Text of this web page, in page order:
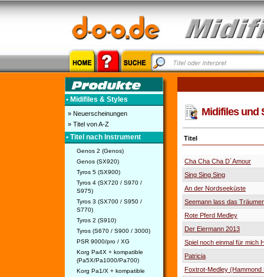
• Midifiles & Styles
» Neuerscheinungen
» Titel von A-Z
• Titel nach Instrument
Genos 2 (Genos)
Genos (SX920)
Tyros 5 (SX900)
Tyros 4 (SX720 / S970 /
S975)
Tyros 3 (SX700 / S950 /
S770)
Tyros 2 (S910)
Tyros (S670 / S900 / 3000)
PSR 9000/pro / XG
Korg Pa4X + kompatible
(Pa5X/Pa1000/Pa700)
Korg Pa1/X + kompatible
Midifiles und
Titel
Cha Cha Cha D´Amour
Sing Sing Sing
An der Nordseeküste
Seemann lass das
Rote Pferd Medley
Der Eiermann 2013
Spiel noch einmal für mich
Patricia
Foxtrot-Medley (Hammond